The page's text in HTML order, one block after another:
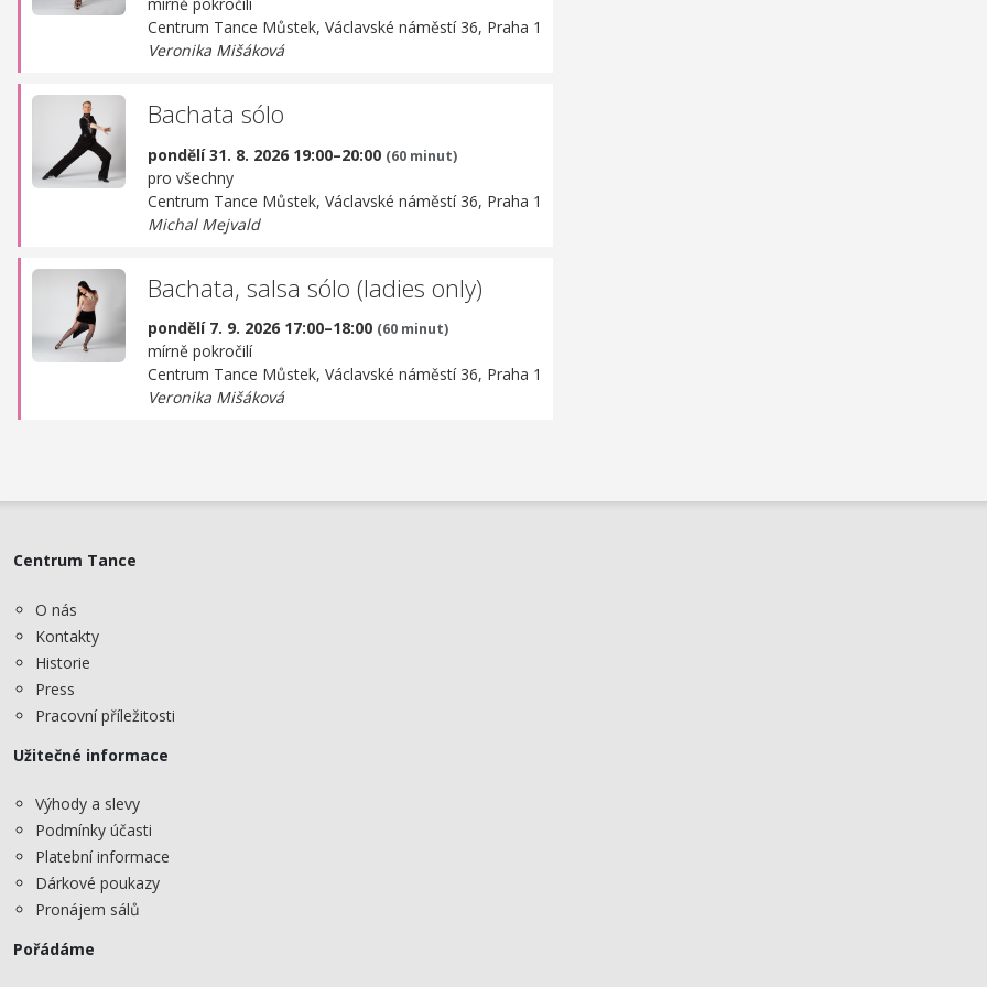
Centrum Tance Můstek, Václavské náměstí 36, Praha 1
Veronika Mišáková
Bachata sólo
pondělí 31. 8. 2026 19:00–20:00 (60 minut)
pro všechny
Centrum Tance Můstek, Václavské náměstí 36, Praha 1
Michal Mejvald
Bachata, salsa sólo (ladies only)
pondělí 7. 9. 2026 17:00–18:00 (60 minut)
mírně pokročilí
Centrum Tance Můstek, Václavské náměstí 36, Praha 1
Veronika Mišáková
Centrum Tance
O nás
Kontakty
Historie
Press
Pracovní příležitosti
Užitečné informace
Výhody a slevy
Podmínky účasti
Platební informace
Dárkové poukazy
Pronájem sálů
Pořádáme